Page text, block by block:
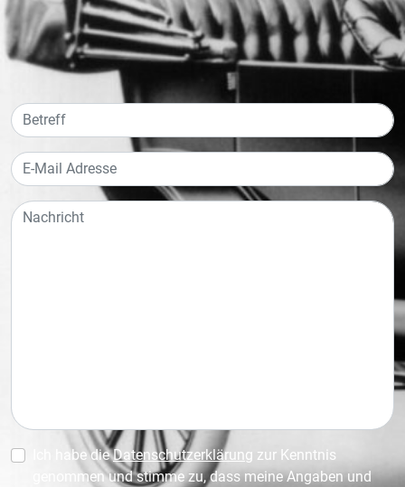
Ich habe dieDatenschutzerklärung zur Kenntnis
genommen und stimme zu, dass meine Angaben und